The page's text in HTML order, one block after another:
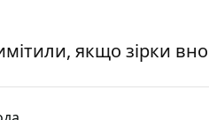
якщо зірки